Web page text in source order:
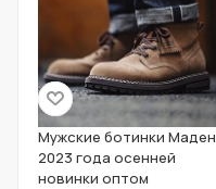
Мужские ботинки Маден
2023 года осенней
новинки оптом